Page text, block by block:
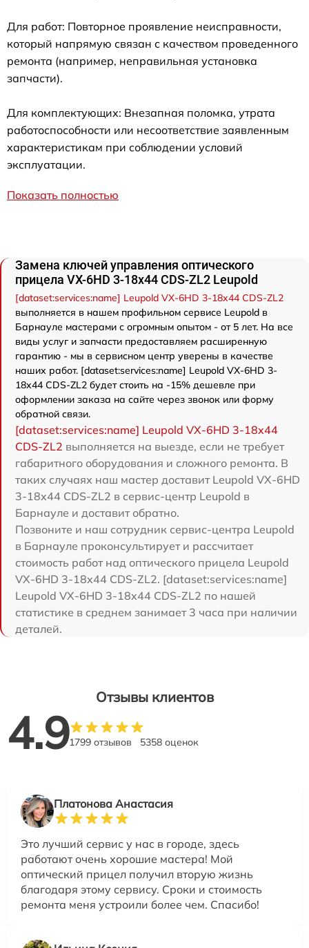
Для работ: Повторное проявление неисправности,
который напрямую связан с качеством проведенного
ремонта (например, неправильная установка
запчасти).
Для комплектующих: Внезапная поломка, утрата
работоспособности или несоответствие заявленным
характеристикам при соблюдении условий
эксплуатации.
Показать полностью
Замена ключей управления оптического
прицела VX-6HD 3-18x44 CDS-ZL2 Leupold
[dataset:services:name] Leupold VX-6HD 3-18x44 CDS-ZL2
выполняется в нашем профильном сервисе Leupold в
Барнауле мастерами с огромным опытом - от 5 лет. На все
виды услуг и запчасти предоставляем расширенную
гарантию - мы в сервисном центр уверены в качестве
наших работ. [dataset:services:name] Leupold VX-6HD 3-
18x44 CDS-ZL2 будет стоить на -15% дешевле при
оформлении заказа на сайте через звонок или форму
обратной связи.
[dataset:services:name] Leupold VX-6HD 3-18x44
CDS-ZL2 выполняется на выезде, если не требует
габаритного оборудования и сложного ремонта. В
таких случаях наш мастер доставит Leupold VX-6HD
3-18x44 CDS-ZL2 в сервис-центр Leupold в
Барнауле и доставит обратно.
Позвоните и наш сотрудник сервис-центра Leupold
в Барнауле проконсультирует и рассчитает
стоимость работ над оптического прицела Leupold
VX-6HD 3-18x44 CDS-ZL2. [dataset:services:name]
Leupold VX-6HD 3-18x44 CDS-ZL2 по нашей
статистике в среднем занимает 3 часа при наличии
деталей.
Отзывы клиентов
4.91799 отзывов 5358 оценок
Платонова Анастасия
Это лучший сервис у нас в городе, здесь
работают очень хорошие мастера! Мой
оптический прицел получил вторую жизнь
благодаря этому сервису. Сроки и стоимость
ремонта меня устроили более чем. Спасибо!